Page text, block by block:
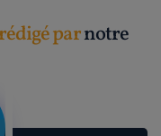
parnotre